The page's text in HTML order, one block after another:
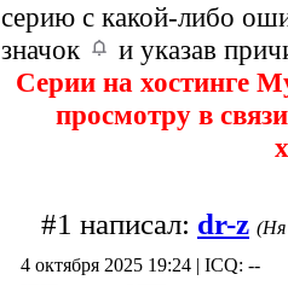
серию с какой-либо
значок
и указав
Серии на хостинге
просмотру в
#1 написал: dr-z
4 октября 2025 19:24 | ICQ: --